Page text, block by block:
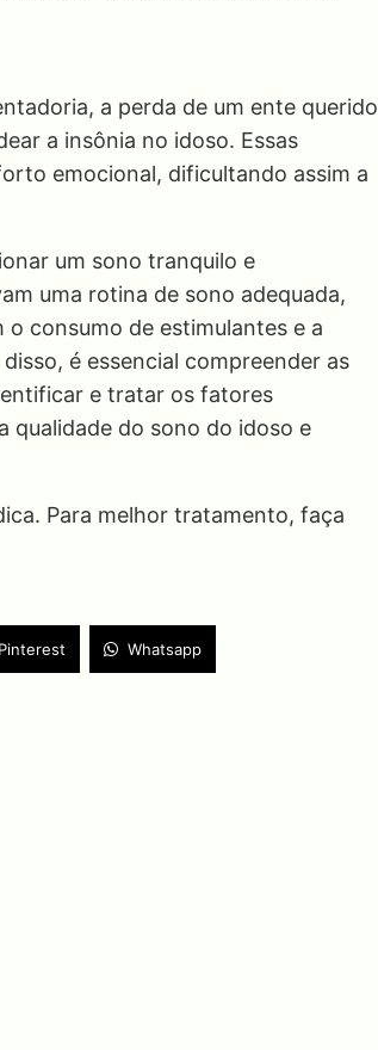
a perda de um ente querido
a insônia no idoso. Essas
emocional, dificultando assim a
um sono tranquilo e
uma rotina de sono adequada,
consumo de estimulantes e a
é essencial compreender as
e tratar os fatores
qualidade do sono do idoso e
Para melhor tratamento, faça
Pinterest Whatsapp